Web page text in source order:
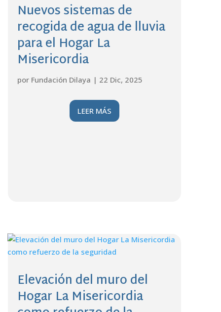
Nuevos sistemas de
recogida de agua de lluvia
para el Hogar La
Misericordia
por Fundación Dilaya | 22 Dic, 2025
LEER MÁS
Elevación del muro del
Hogar La Misericordia